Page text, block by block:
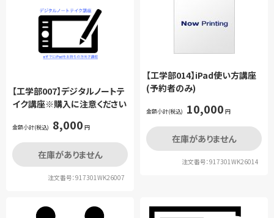
【工学部007】デジタルノートテ
イク講座※購入に注意ください
金額小計(税込) 8,000 円
在庫がありません
注文番号：917301WK26007
【工学部014】iPad使い方講座
(予約者のみ)
金額小計(税込) 10,000 円
在庫がありません
注文番号：917301WK26014